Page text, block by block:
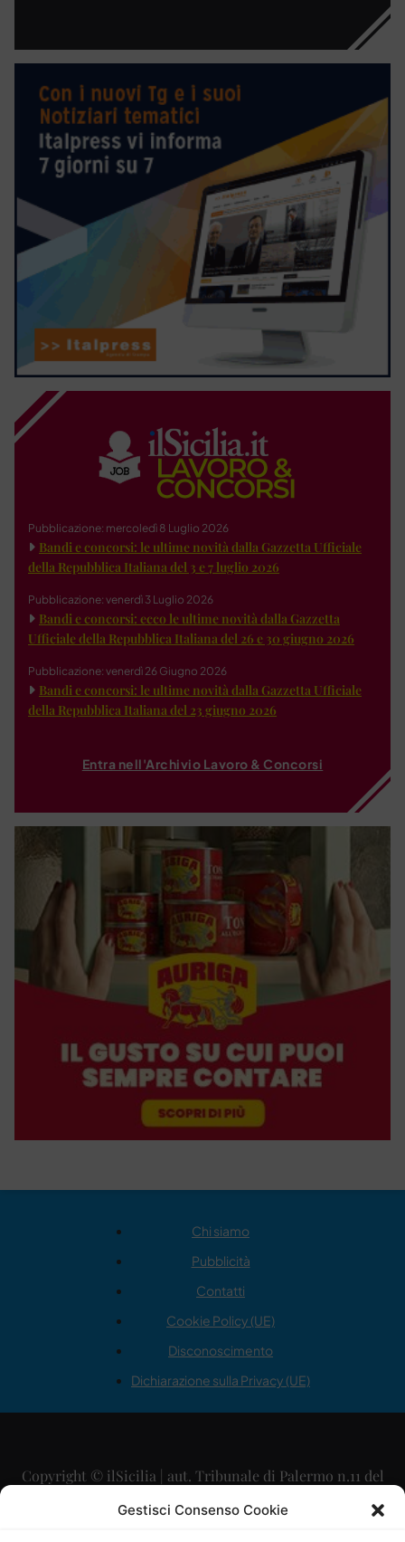
Gestisci Consenso Cookie
Pubblicazione: mercoledì 8 Luglio 2026
Bandi e concorsi: le ultime novità dalla Gazzetta Ufficiale
della Repubblica Italiana del 3 e 7 luglio 2026
Pubblicazione: venerdì 3 Luglio 2026
Bandi e concorsi: ecco le ultime novità dalla Gazzetta
Ufficiale della Repubblica Italiana del 26 e 30 giugno 2026
Pubblicazione: venerdì 26 Giugno 2026
Bandi e concorsi: le ultime novità dalla Gazzetta Ufficiale
della Repubblica Italiana del 23 giugno 2026
Entra nell'Archivio Lavoro & Concorsi
Chi siamo
Pubblicità
Contatti
Cookie Policy (UE)
Disconoscimento
Dichiarazione sulla Privacy (UE)
Copyright © ilSicilia | aut. Tribunale di Palermo n.11 del
29/09/2015